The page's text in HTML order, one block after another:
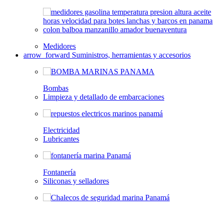
Medidores
arrow_forward Suministros, herramientas y accesorios
Bombas
Limpieza y detallado de embarcaciones
Electricidad
Lubricantes
Fontanería
Siliconas y selladores